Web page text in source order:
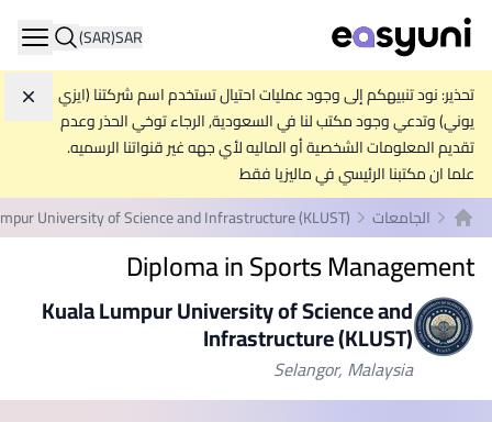
SAR
(SAR)
تحذير: نود تنبيهكم إلى وجود عمليات احتيال تستخدم اسم شركتنا (ايزي
يوني) وتدعي وجود مكتب لنا في السعودية, الرجاء توخي الحذر وعدم
تقديم المعلومات الشخصية أو الماليه لأي جهه غير قنواتنا الرسميه.
علما ان مكتبنا الرئيسي في ماليزيا فقط
الصفحة الرئيسية
الجامعات University of Science and Infrastructure (KLUST)
Diploma in Sports Management
Kuala Lumpur University of Science and
Infrastructure (KLUST)
Selangor, Malaysia